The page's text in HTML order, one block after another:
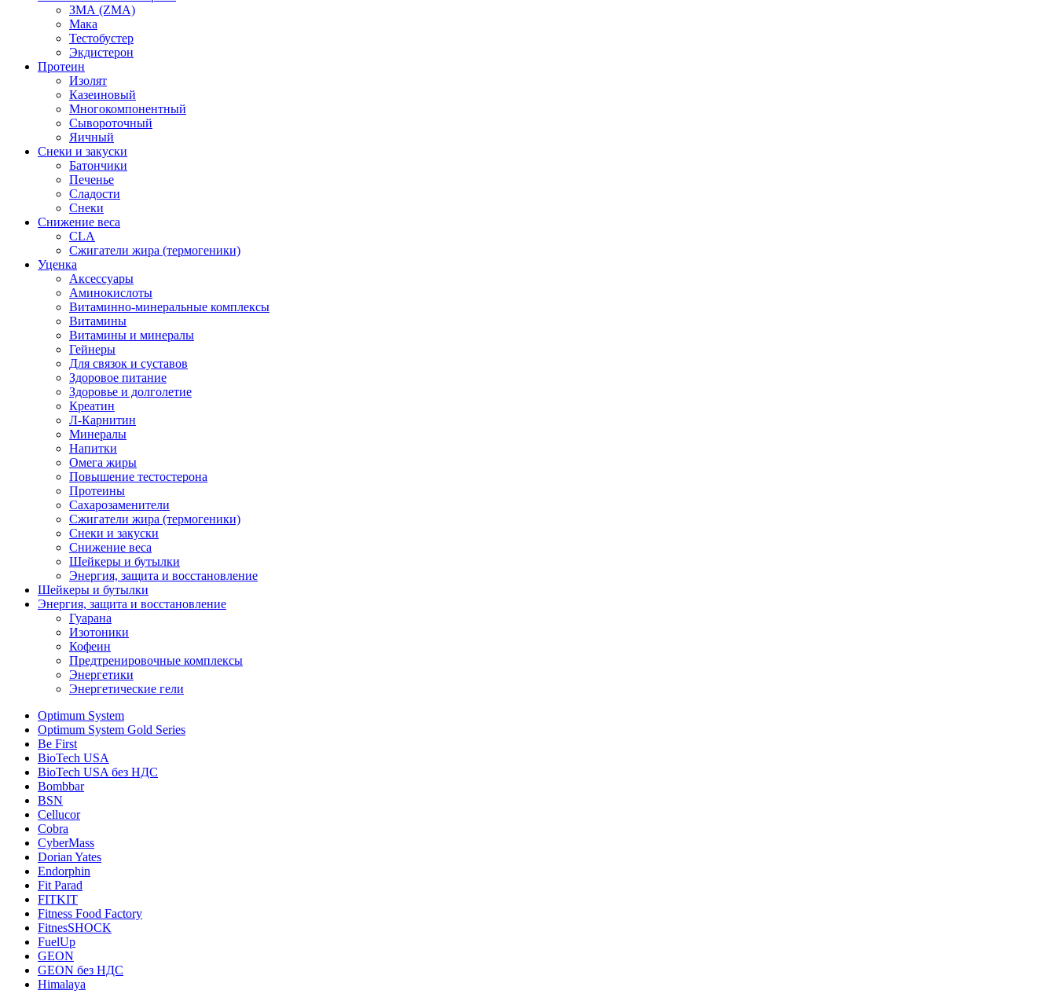
ЗМА (ZMA)
Мака
Тестобустер
Экдистерон
Протеин
Изолят
Казеиновый
Многокомпонентный
Сывороточный
Яичный
Снеки и закуски
Батончики
Печенье
Сладости
Снеки
Снижение веса
CLA
Сжигатели жира (термогеники)
Уценка
Аксессуары
Аминокислоты
Витаминно-минеральные комплексы
Витамины
Витамины и минералы
Гейнеры
Для связок и суставов
Здоровое питание
Здоровье и долголетие
Креатин
Л-Карнитин
Минералы
Напитки
Омега жиры
Повышение тестостерона
Протеины
Сахарозаменители
Сжигатели жира (термогеники)
Снеки и закуски
Снижение веса
Шейкеры и бутылки
Энергия, защита и восстановление
Шейкеры и бутылки
Энергия, защита и восстановление
Гуарана
Изотоники
Кофеин
Предтренировочные комплексы
Энергетики
Энергетические гели
Optimum System
Optimum System Gold Series
Be First
BioTech USA
BioTech USA без НДС
Bombbar
BSN
Cellucor
Cobra
CyberMass
Dorian Yates
Endorphin
Fit Parad
FITKIT
Fitness Food Factory
FitnesSHOCK
FuelUp
GEON
GEON без НДС
Himalaya